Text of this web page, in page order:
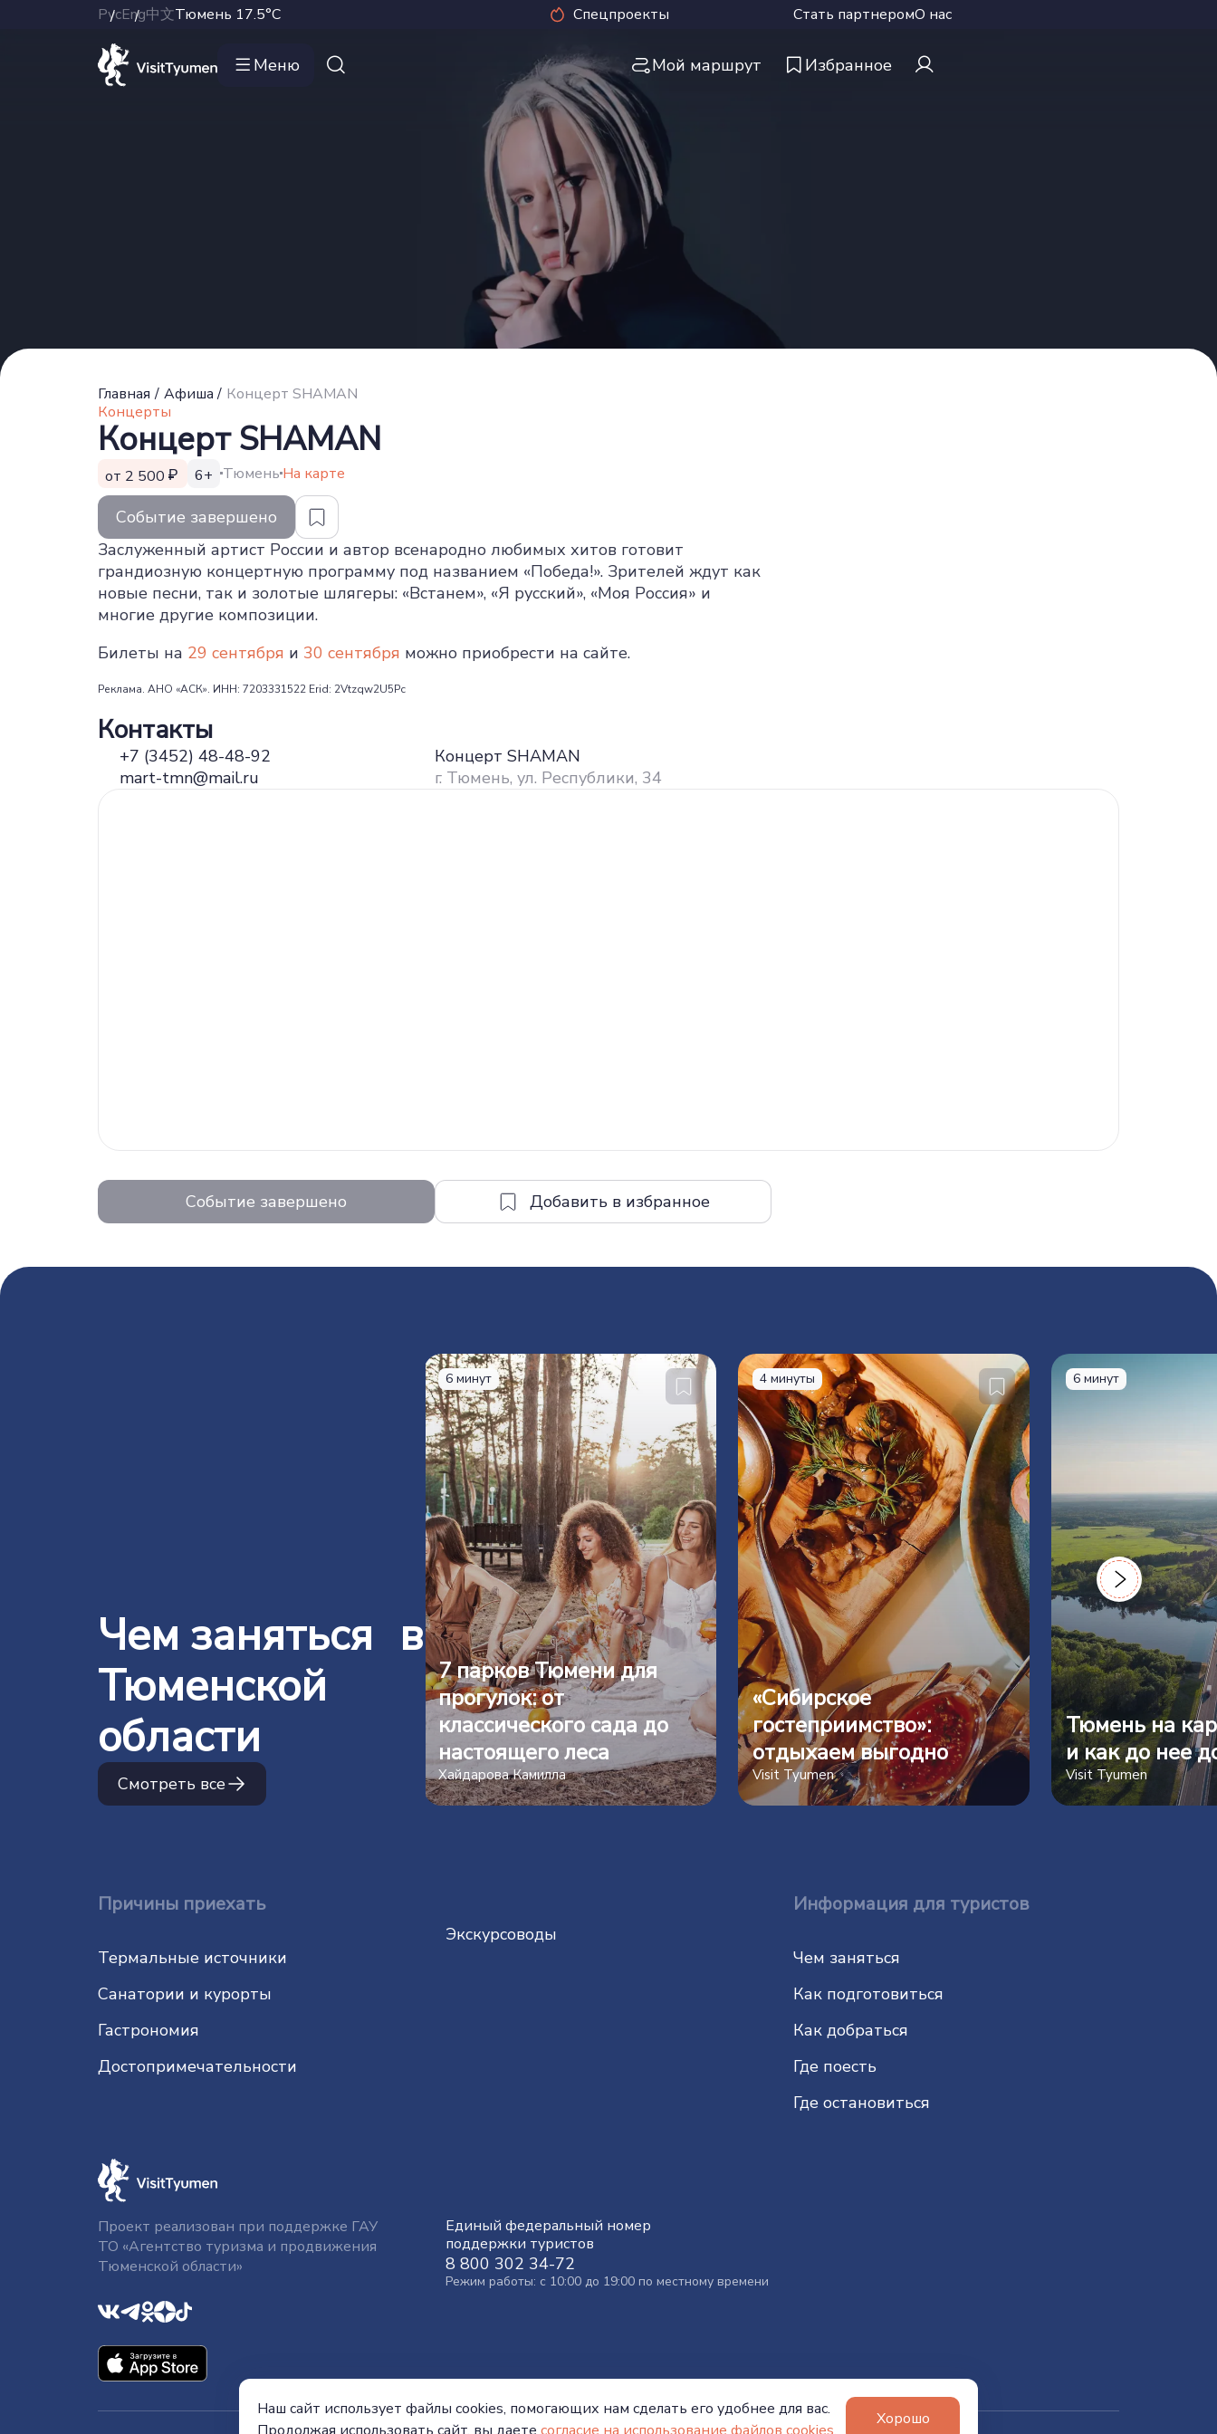
РусEng中文Тюмень 17.5°C Спецпроекты Стать партнеромО нас
Меню Мой маршрут Избранное
Главная / Афиша / Концерт SHAMAN
Концерты
Концерт SHAMAN
от 2 500 6+ ТюменьНа карте
Событие завершено
Заслуженный артист России и автор всенародно любимых хитов готовит
грандиозную концертную программу под названием «Победа!». Зрителей ждут как
новые песни, так и золотые шлягеры: «Встанем», «Я русский», «Моя Россия» и
многие другие композиции.
Билеты на 29 сентября и 30 сентября можно приобрести на сайте.
Реклама. АНО «АСК». ИНН: 7203331522 Erid: 2Vtzqw2U5Pc
Контакты
+7 (3452) 48-48-92
mart-tmn@mail.ru
Концерт SHAMAN
г. Тюмень, ул. Республики, 34
Событие завершено
Чем заняться в
Тюменской
области
Смотреть все
6 минут
7 парков Тюмени для
прогулок: от
классического сада до
настоящего леса
Хайдарова Камилла
4 минуты
«Сибирское
гостеприимство»:
отдыхаем выгодно
Visit Tyumen
6 минут
Тюмень на
и как до нее
Visit Tyumen
Причины приехать
Термальные источники
Санатории и курорты
Гастрономия
До­сто­при­ме­ча­тель­нос­ти
Экскурсоводы
Информация для туристов
Чем заняться
Как подготовиться
Как добраться
Где поесть
Где остановиться
Проект реализован при поддержке ГАУ
ТО «Агентство туризма и продвижения
Тюменской области»
Единый федеральный номер
поддержки туристов
8 800 302 34-72
Режим работы: с 10:00 до 19:00 по местному времени
Наш сайт использует файлы cookies, помогающих нам сделать его удобнее для вас.
Хорошо